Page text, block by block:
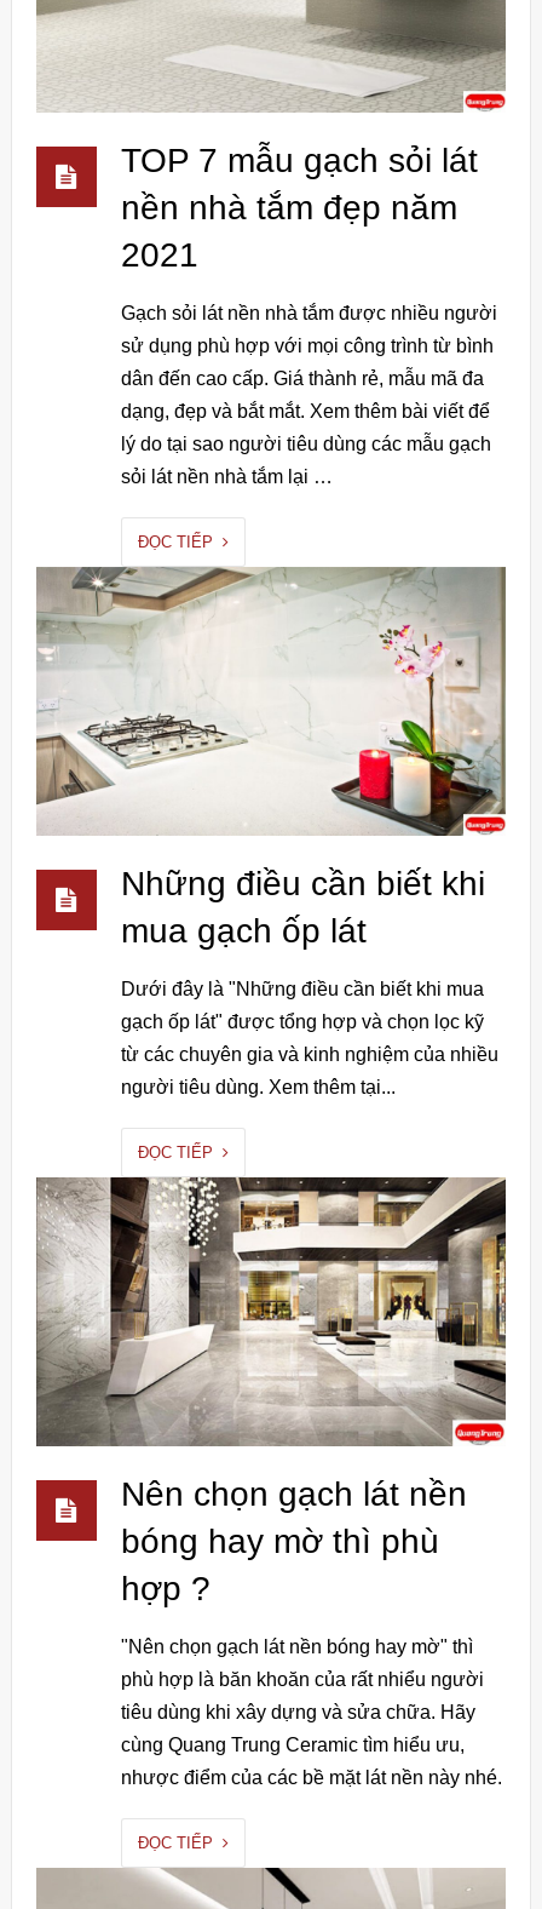
TOP 7 mẫu gạch sỏi lát
nền nhà tắm đẹp năm
2021
Gạch sỏi lát nền nhà tắm được nhiều người
sử dụng phù hợp với mọi công trình từ bình
dân đến cao cấp. Giá thành rẻ, mẫu mã đa
dạng, đẹp và bắt mắt. Xem thêm bài viết để
lý do tại sao người tiêu dùng các mẫu gạch
sỏi lát nền nhà tắm lại …
ĐỌC TIẾP
Những điều cần biết khi
mua gạch ốp lát
Dưới đây là "Những điều cần biết khi mua
gạch ốp lát" được tổng hợp và chọn lọc kỹ
từ các chuyên gia và kinh nghiệm của nhiều
người tiêu dùng. Xem thêm tại...
ĐỌC TIẾP
Nên chọn gạch lát nền
bóng hay mờ thì phù
hợp ?
"Nên chọn gạch lát nền bóng hay mờ" thì
phù hợp là băn khoăn của rất nhiểu người
tiêu dùng khi xây dựng và sửa chữa. Hãy
cùng Quang Trung Ceramic tìm hiểu ưu,
nhược điểm của các bề mặt lát nền này nhé.
ĐỌC TIẾP